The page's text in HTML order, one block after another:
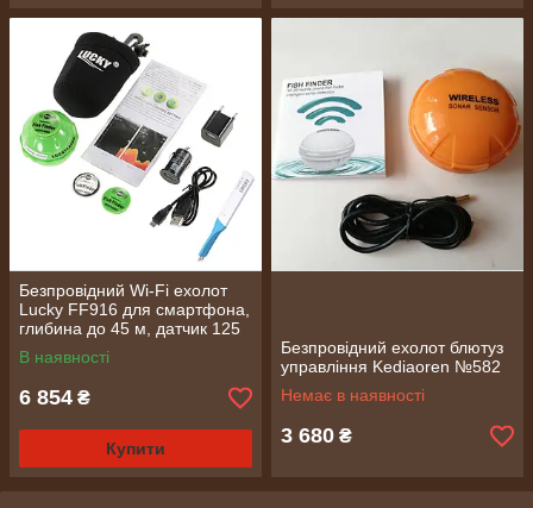
Безпровідний Wi-Fi ехолот
Lucky FF916 для смартфона,
глибина до 45 м, датчик 125
кГц, дальність 50 м (539)
В наявності
6 854 ₴
Купити
Безпровідний ехолот блютуз
управління Kediaoren №582
Немає в наявності
3 680 ₴